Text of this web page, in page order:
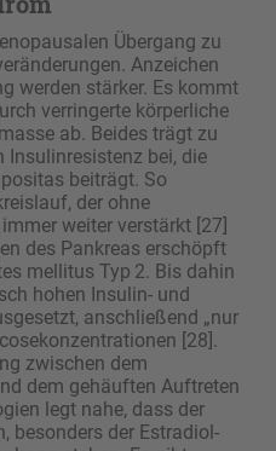
Übergang zu
Anzeichen
werden stärker. Es kommt
verringerte körperliche
ab. Beides trägt zu
Insulinresistenz bei, die
beiträgt. So
der ohne
weiter verstärkt [27]
des Pankreas erschöpft
mellitus Typ 2. Bis dahin
hohen Insulin- und
anschließend „nur
[28].
zwischen dem
dem gehäuften Auf­treten
legt nahe, dass der
besonders der Estradiol­